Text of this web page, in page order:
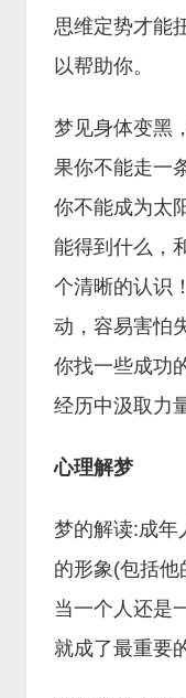
思维定势才能
以帮助你。
梦见身体变黑
果你不能走一
你不能成为太
能得到什么，
个清晰的认识
动，容易害怕
你找一些成功
经历中汲取力
心理解梦
梦的解读:成年
的形象(包括他
当一个人还是
就成了最重要